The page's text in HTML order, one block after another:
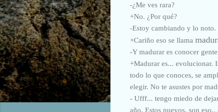
-¿Me ves rara?
+No. ¿Por qué?
-Estoy cambiando y lo noto.
+Cariño eso se llama
-Y madurar es conocer
+Madurar es... evolucionar.
todo lo que conoces, se
elegir. No te asustes por
- Ufff... tengo miedo de
año. Estos nuevos, son